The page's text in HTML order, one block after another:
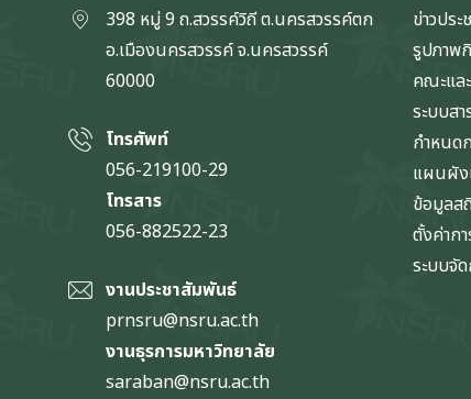
398 หมู่ 9 ถ.สวรรค์วิถี ต.นครสวรรค์ตก
อ.เมืองนครสวรรค์ จ.นครสวรรค์
60000
โทรศัพท์
056-219100-29
โทรสาร
056-882522-23
งานประชาสัมพันธ์
prnsru@nsru.ac.th
งานธุรการมหาวิทยาลัย
saraban@nsru.ac.th
ข่าวปร
รูปภาพ
คณะแล
ระบบส
กำหนด
แผนผัง
ข้อมูลส
ตั้งค่าก
ระบบจั